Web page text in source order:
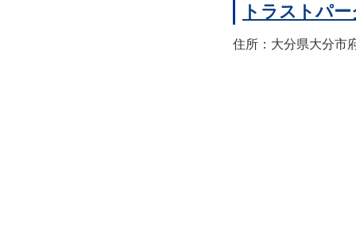
トラストパ
住所：大分県大分市